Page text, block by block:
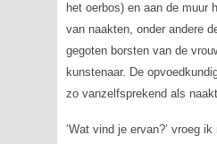
het oerbos) en aan de muur
van naakten, onder andere
gegoten borsten van de
kunstenaar. De
zo vanzelfsprekend als
‘Wat vind je ervan?’ vroeg